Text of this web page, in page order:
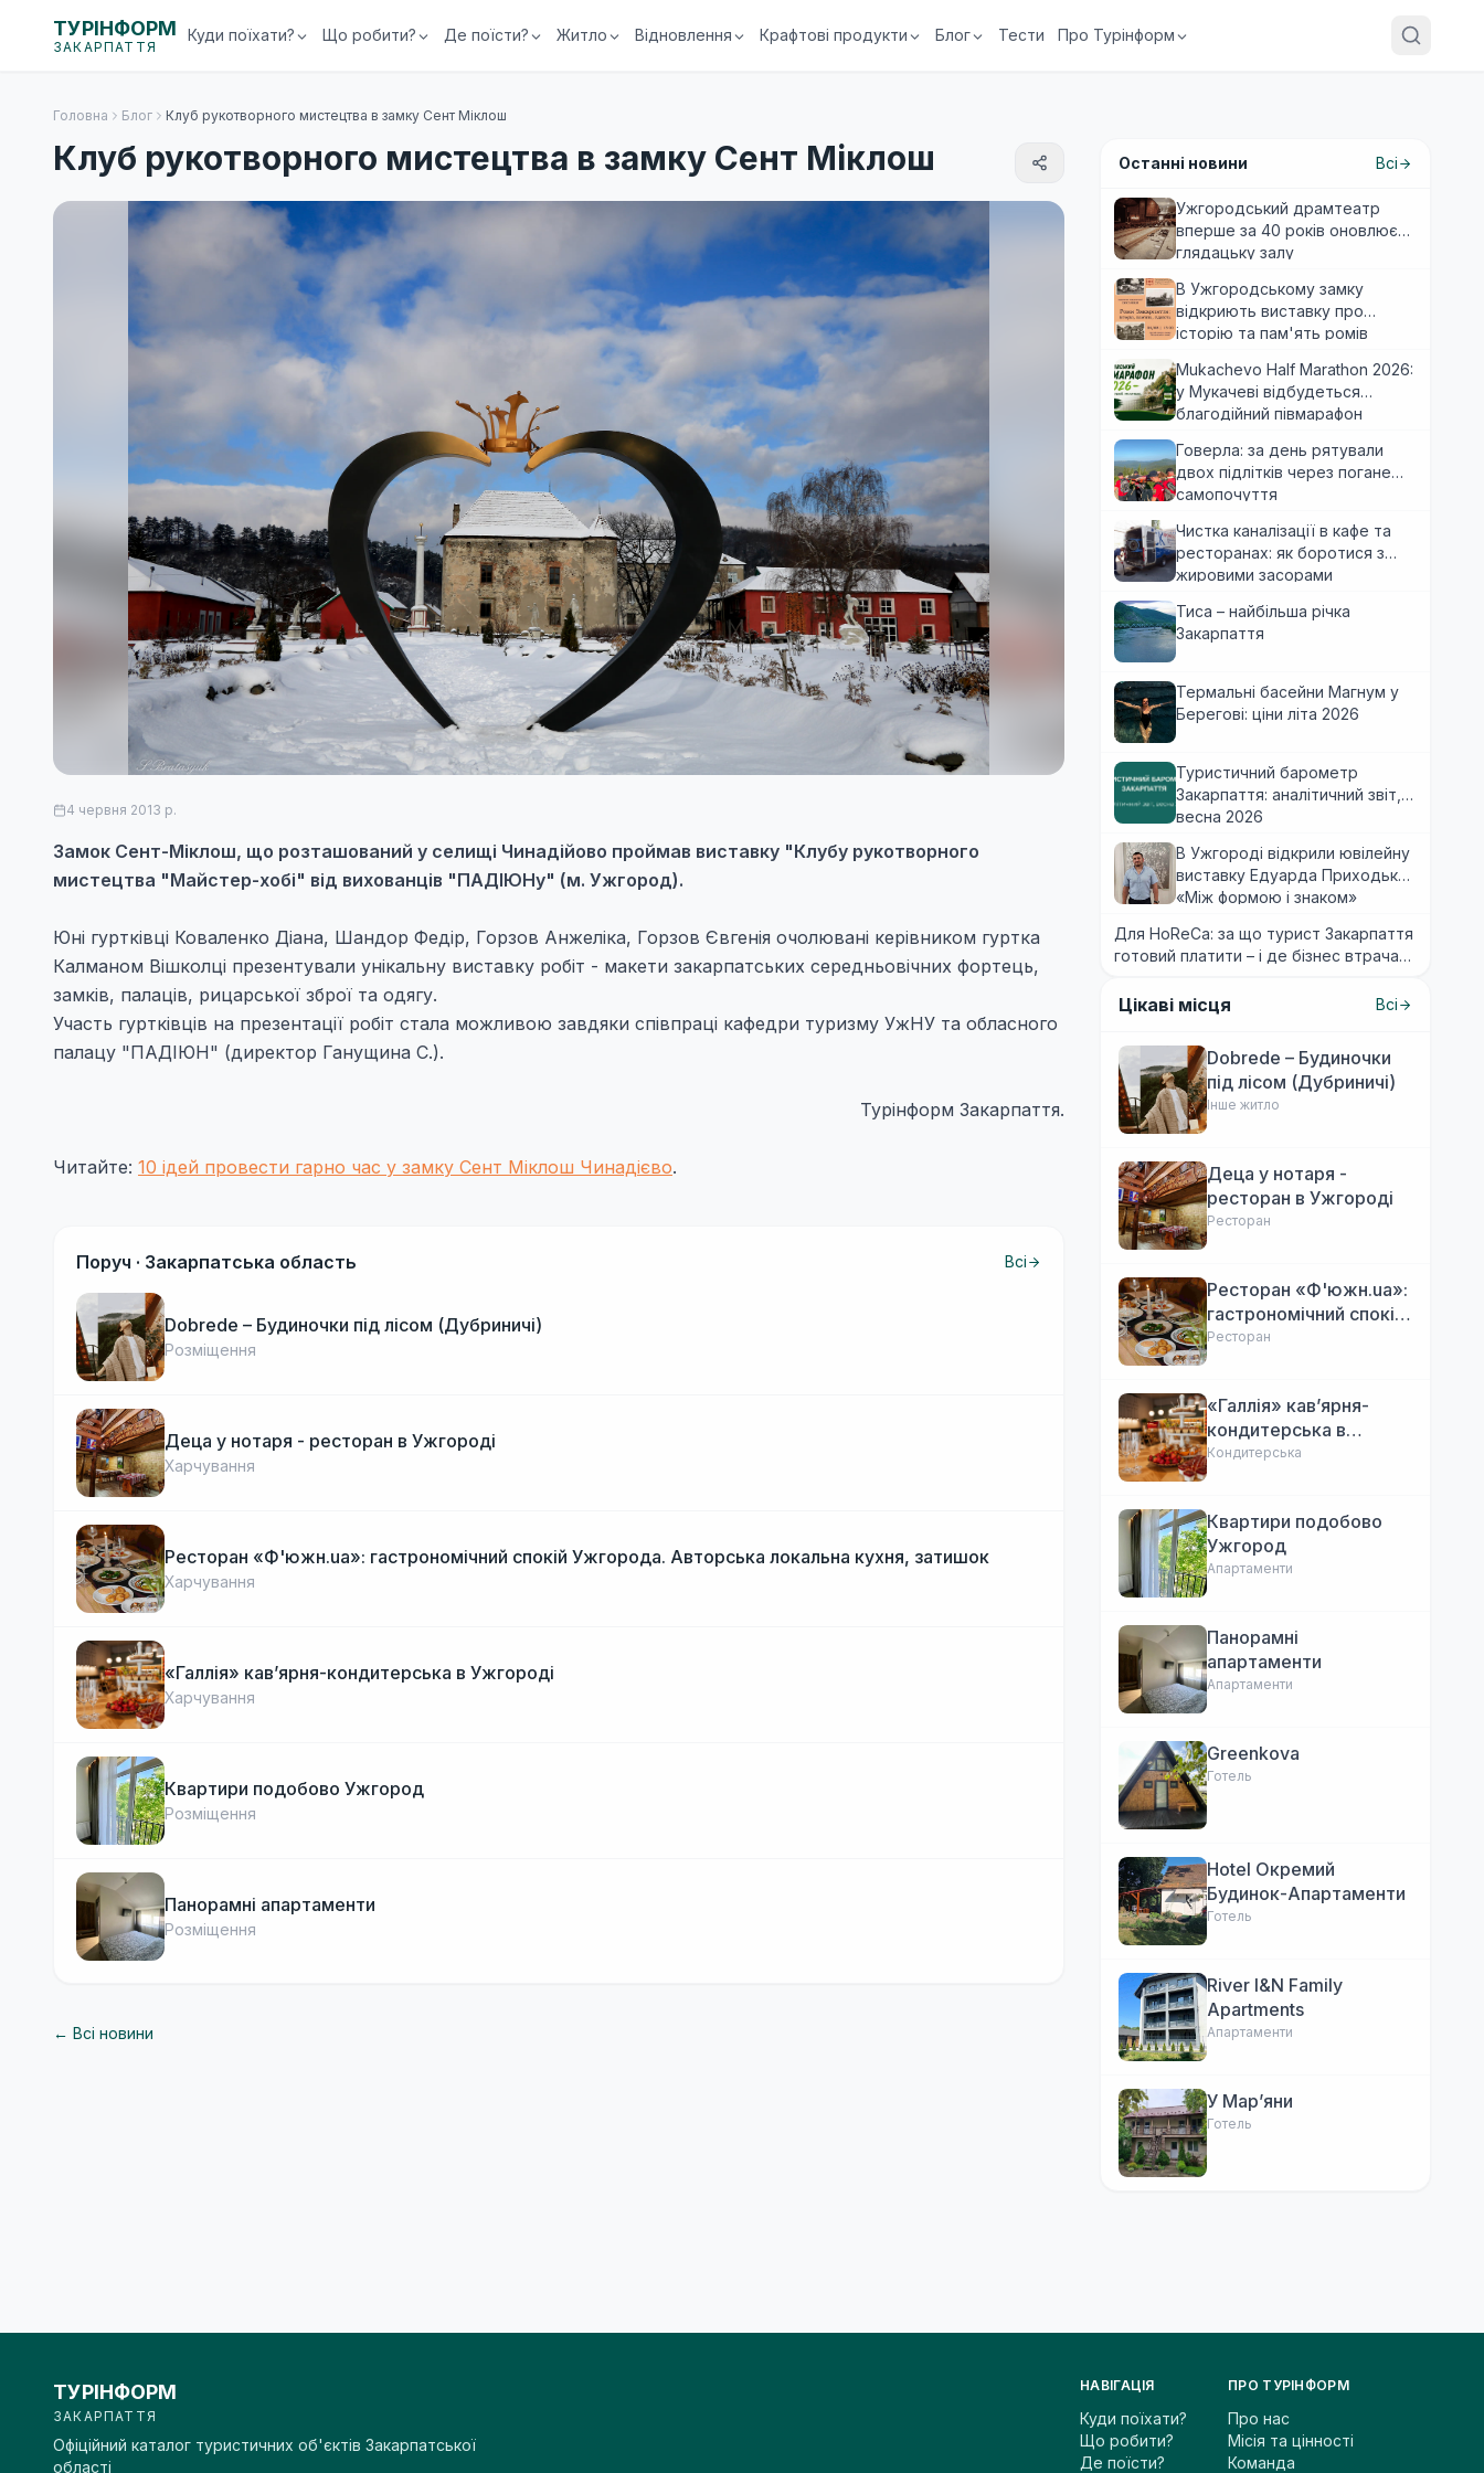
ТУРІНФОРМ
ЗАКАРПАТТЯ
Куди поїхати? Що робити? Де поїсти? Житло Відновлення Крафтові продукти Блог Тести Про Турінформ
Головна Блог Клуб рукотворного мистецтва в замку Сент Міклош
Клуб рукотворного мистецтва в замку Сент Міклош
4 червня 2013 р.
Замок Сент-Міклош, що розташований у селищі Чинадійово проймав виставку "Клубу рукотворного
мистецтва "Майстер-хобі" від вихованців "ПАДІЮНу" (м. Ужгород).
Юні гуртківці Коваленко Діана, Шандор Федір, Горзов Анжеліка, Горзов Євгенія очолювані керівником гуртка
Калманом Вішколці презентували унікальну виставку робіт - макети закарпатських середньовічних фортець,
замків, палаців, рицарської зброї та одягу.
Участь гуртківців на презентації робіт стала можливою завдяки співпраці кафедри туризму УжНУ та обласного
палацу "ПАДІЮН" (директор Ганущина С.).
Турінформ Закарпаття.
Читайте: 10 ідей провести гарно час у замку Сент Міклош Чинадієво.
Поруч · Закарпатська область Всі
Dobrede – Будиночки під лісом (Дубриничі)
Розміщення
Деца у нотаря - ресторан в Ужгороді
Харчування
Ресторан «Ф'южн.ua»: гастрономічний спокій Ужгорода. Авторська локальна кухня, затишок
Харчування
«Галлія» кав’ярня-кондитерська в Ужгороді
Харчування
Квартири подобово Ужгород
Розміщення
Панорамні апартаменти
Розміщення
← Всі новини
Останні новини Всі
Ужгородський драмтеатр
вперше за 40 років оновлює
глядацьку залу
В Ужгородському замку
відкриють виставку про
історію та пам'ять ромів
Mukachevo Half Marathon 2026:
у Мукачеві відбудеться
благодійний півмарафон
Говерла: за день рятували
двох підлітків через погане
самопочуття
Чистка каналізації в кафе та
ресторанах: як боротися з
жировими засорами
Тиса – найбільша річка
Закарпаття
Термальні басейни Магнум у
Берегові: ціни літа 2026
Туристичний барометр
Закарпаття: аналітичний звіт,
весна 2026
В Ужгороді відкрили ювілейну
виставку Едуарда Приходька
«Між формою і знаком»
Для HoReCa: за що турист Закарпаття
готовий платити – і де бізнес втрачає
Цікаві місця Всі
Dobrede – Будиночки
під лісом (Дубриничі)
Інше житло
Деца у нотаря -
ресторан в Ужгороді
Ресторан
Ресторан «Ф'южн.ua»:
гастрономічний спокій
Ужгорода. Авторська
Ресторан
«Галлія» кав’ярня-
кондитерська в
Ужгороді
Кондитерська
Квартири подобово
Ужгород
Апартаменти
Панорамні
апартаменти
Апартаменти
Greenkova
Готель
Hotel Окремий
Будинок-Апартаменти
Готель
River I&N Family
Apartments
Апартаменти
У Марʼяни
Готель
ТУРІНФОРМ
ЗАКАРПАТТЯ
Офіційний каталог туристичних об'єктів Закарпатської
області
НАВІГАЦІЯ
Куди поїхати?
Що робити?
Де поїсти?
ПРО ТУРІНФОРМ
Про нас
Місія та цінності
Команда